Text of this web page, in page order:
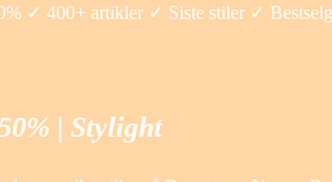
✓ 400+ artikler ✓ Siste stiler ✓
| Stylight